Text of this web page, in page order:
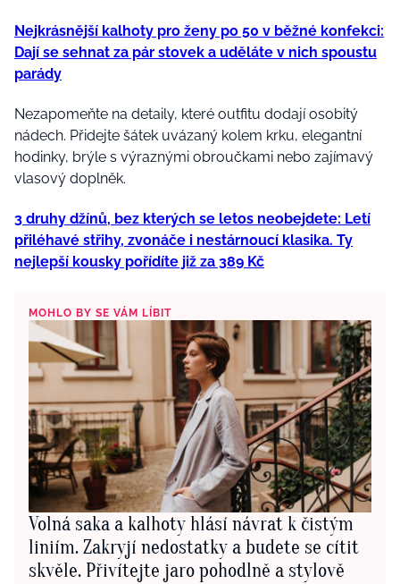
Nejkrásnější kalhoty pro ženy po 50 v běžné konfekci:
Dají se sehnat za pár stovek a uděláte v nich spoustu
parády
Nezapomeňte na detaily, které outfitu dodají osobitý
nádech. Přidejte šátek uvázaný kolem krku, elegantní
hodinky, brýle s výraznými obroučkami nebo zajímavý
vlasový doplněk.
3 druhy džínů, bez kterých se letos neobejdete: Letí
přiléhavé střihy, zvonáče i nestárnoucí klasika. Ty
nejlepší kousky pořídíte již za 389 Kč
MOHLO BY SE VÁM LÍBIT
Volná saka a kalhoty hlásí návrat k čistým
liniím. Zakryjí nedostatky a budete se cítit
skvěle. Přivítejte jaro pohodlně a stylově